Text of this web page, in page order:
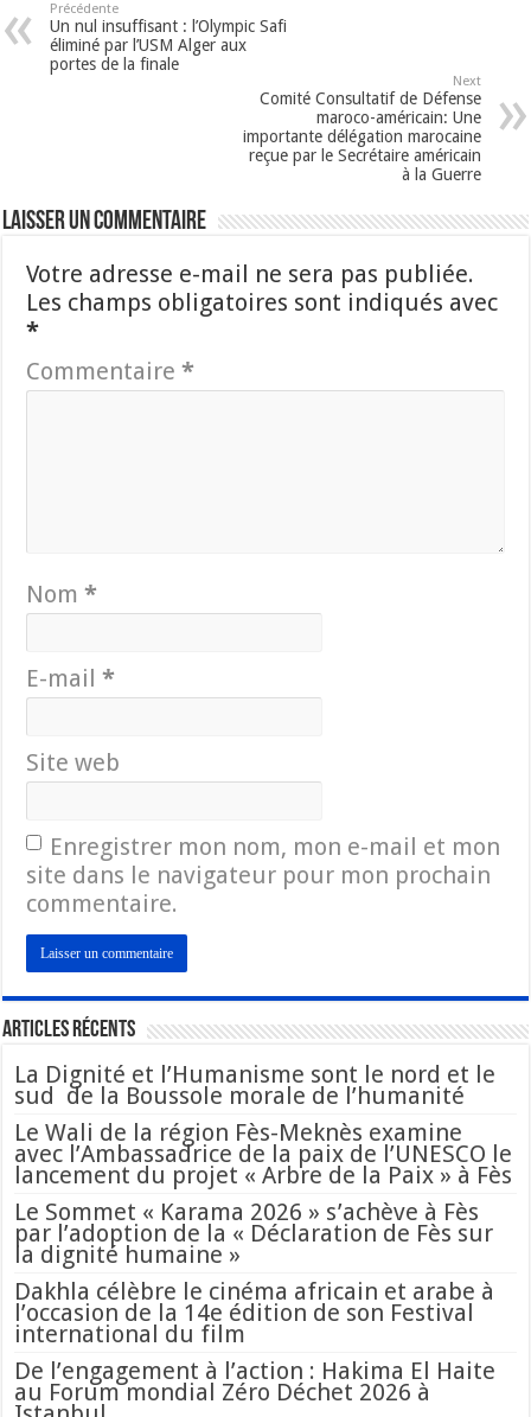
Précédente
Un nul insuffisant : l’Olympic Safi
éliminé par l’USM Alger aux
portes de la finale
Next
Comité Consultatif de Défense
maroco-américain: Une
importante délégation marocaine
reçue par le Secrétaire américain
à la Guerre
Laisser un commentaire
Votre adresse e-mail ne sera pas publiée.
Les champs obligatoires sont indiqués avec
*
Commentaire*
Nom*
E-mail*
Site web
Enregistrer mon nom, mon e-mail et mon
site dans le navigateur pour mon prochain
commentaire.
Articles Récents
La Dignité et l’Humanisme sont le nord et le
sud de la Boussole morale de l’humanité
Le Wali de la région Fès-Meknès examine
avec l’Ambassadrice de la paix de l’UNESCO le
lancement du projet « Arbre de la Paix » à Fès
Le Sommet « Karama 2026 » s’achève à Fès
par l’adoption de la « Déclaration de Fès sur
la dignité humaine »
Dakhla célèbre le cinéma africain et arabe à
l’occasion de la 14e édition de son Festival
international du film
De l’engagement à l’action : Hakima El Haite
au Forum mondial Zéro Déchet 2026 à